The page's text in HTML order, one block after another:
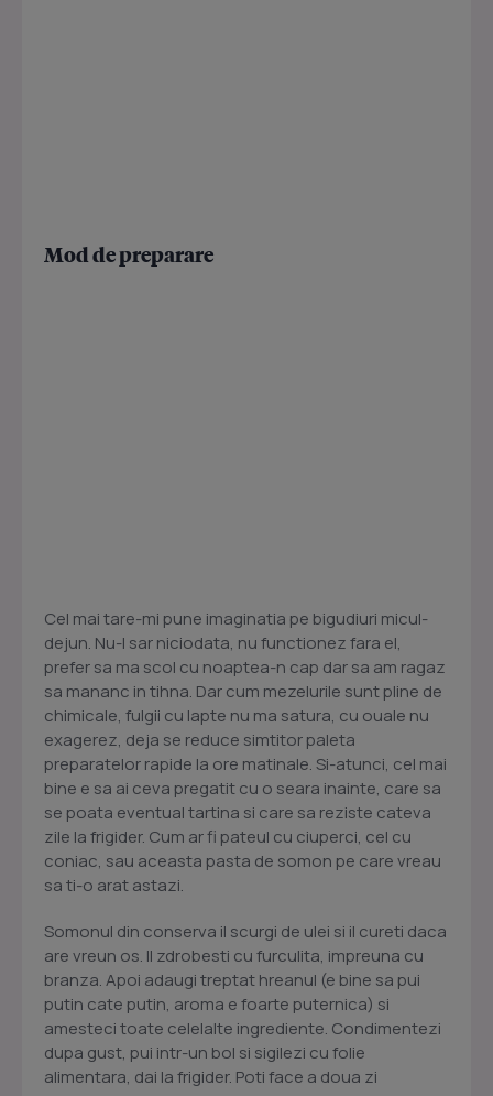
Mod de preparare
Cel mai tare-mi pune imaginatia pe bigudiuri micul-
dejun. Nu-l sar niciodata, nu functionez fara el,
prefer sa ma scol cu noaptea-n cap dar sa am ragaz
sa mananc in tihna. Dar cum mezelurile sunt pline de
chimicale, fulgii cu lapte nu ma satura, cu ouale nu
exagerez, deja se reduce simtitor paleta
preparatelor rapide la ore matinale. Si-atunci, cel mai
bine e sa ai ceva pregatit cu o seara inainte, care sa
se poata eventual tartina si care sa reziste cateva
zile la frigider. Cum ar fi pateul cu ciuperci, cel cu
coniac, sau aceasta pasta de somon pe care vreau
sa ti-o arat astazi.
Somonul din conserva il scurgi de ulei si il cureti daca
are vreun os. Il zdrobesti cu furculita, impreuna cu
branza. Apoi adaugi treptat hreanul (e bine sa pui
putin cate putin, aroma e foarte puternica) si
amesteci toate celelalte ingrediente. Condimentezi
dupa gust, pui intr-un bol si sigilezi cu folie
alimentara, dai la frigider. Poti face a doua zi